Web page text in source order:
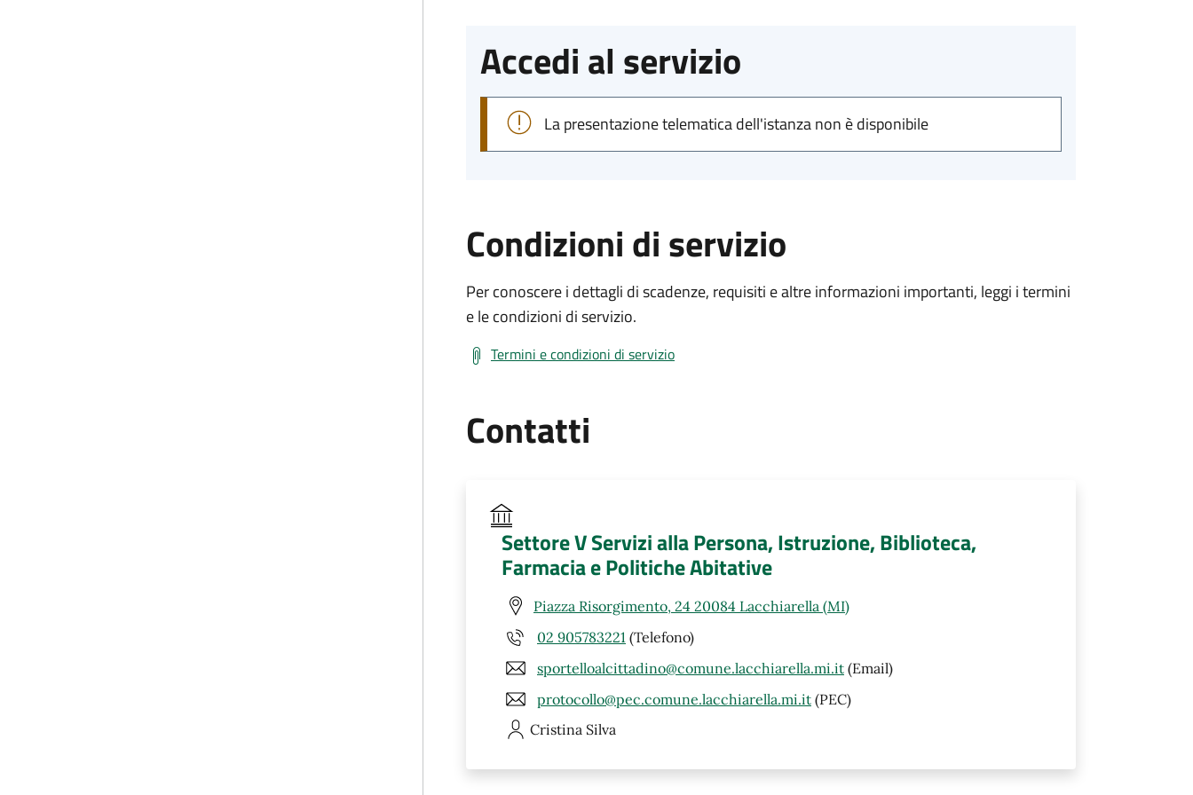
Accedi al servizio
La presentazione telematica dell'istanza non è disponibile
Condizioni di servizio
Per conoscere i dettagli di scadenze, requisiti e altre informazioni importanti, leggi i termini
e le condizioni di servizio.
Termini e condizioni di servizio
Contatti
Settore V Servizi alla Persona, Istruzione, Biblioteca,
Farmacia e Politiche Abitative
Piazza Risorgimento, 24 20084 Lacchiarella (MI)
02 905783221 (Telefono)
sportelloalcittadino@comune.lacchiarella.mi.it (Email)
protocollo@pec.comune.lacchiarella.mi.it (PEC)
Cristina Silva